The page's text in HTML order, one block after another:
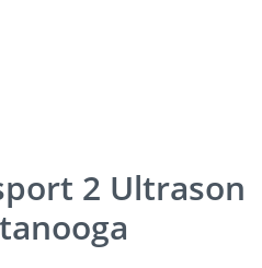
2 Ultrason